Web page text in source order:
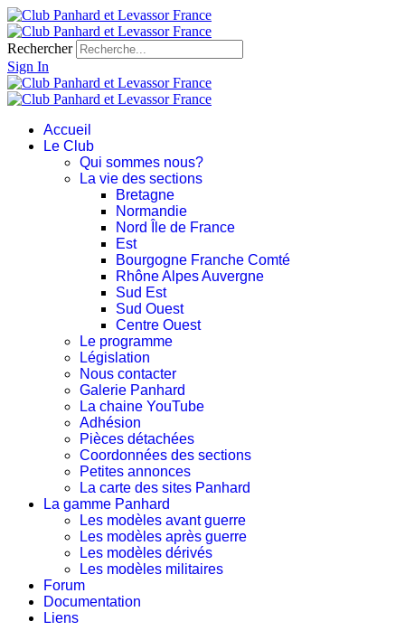
Rechercher
Sign In
Accueil
Le Club
Qui sommes nous?
La vie des sections
Bretagne
Normandie
Nord Île de France
Est
Bourgogne Franche Comté
Rhône Alpes Auvergne
Sud Est
Sud Ouest
Centre Ouest
Le programme
Législation
Nous contacter
Galerie Panhard
La chaine YouTube
Adhésion
Pièces détachées
Coordonnées des sections
Petites annonces
La carte des sites Panhard
La gamme Panhard
Les modèles avant guerre
Les modèles après guerre
Les modèles dérivés
Les modèles militaires
Forum
Documentation
Liens